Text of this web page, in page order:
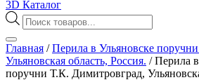
3D Каталог
Поиск
товаров
Главная /Перила в Ульяновске
Ульяновская область, Россия. /Перила
поручни Т.К. Димитровград,